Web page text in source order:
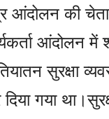
आंदोलन की
आंदोलन
सुरक्षा
गया